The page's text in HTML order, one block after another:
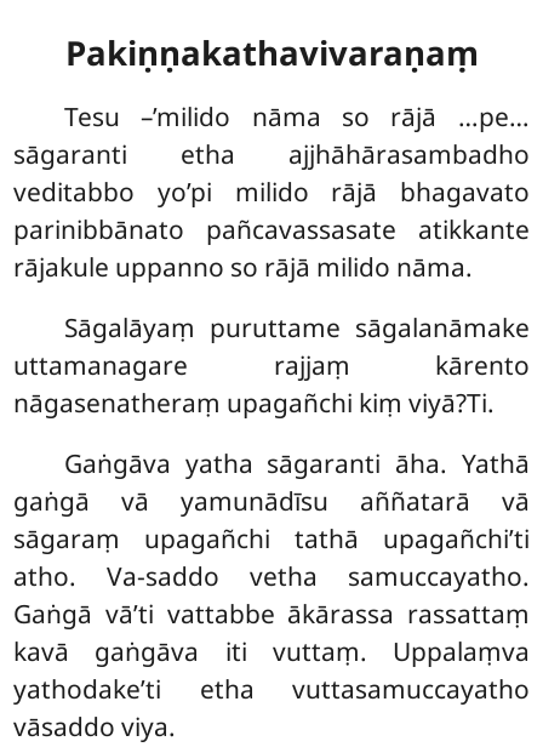
Pakiṇṇakathavivaraṇaṃ
Tesu –’milido nāma so rājā …pe…
sāgaranti etha ajjhāhārasambadho
veditabbo yo’pi milido rājā bhagavato
parinibbānato pañcavassasate atikkante
rājakule uppanno so rājā milido nāma.
Sāgalāyaṃ puruttame sāgalanāmake
uttamanagare rajjaṃ kārento
nāgasenatheraṃ upagañchi kiṃ viyā?Ti.
Gaṅgāva yatha sāgaranti āha. Yathā
gaṅgā vā yamunādīsu aññatarā vā
sāgaraṃ upagañchi tathā upagañchi’ti
atho. Va-saddo vetha samuccayatho.
Gaṅgā vā’ti vattabbe ākārassa rassattaṃ
kavā gaṅgāva iti vuttaṃ. Uppalaṃva
yathodake’ti etha vuttasamuccayatho
vāsaddo viya.